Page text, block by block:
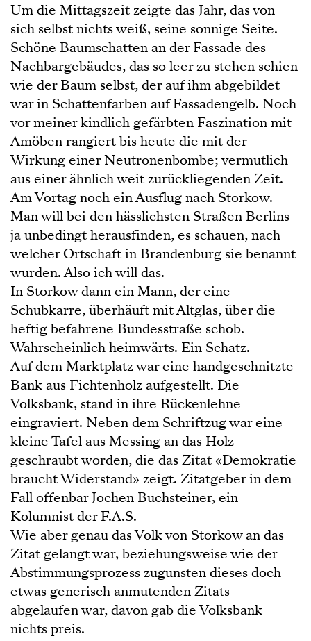
Um die Mittagszeit zeigte das Jahr, das von
sich selbst nichts weiß, seine sonnige Seite.
Schöne Baumschatten an der Fassade des
Nachbargebäudes, das so leer zu stehen schien
wie der Baum selbst, der auf ihm abgebildet
war in Schattenfarben auf Fassadengelb. Noch
vor meiner kindlich gefärbten Faszination mit
Amöben rangiert bis heute die mit der
Wirkung einer Neutronenbombe; vermutlich
aus einer ähnlich weit zurückliegenden Zeit.
Am Vortag noch ein Ausflug nach Storkow.
Man will bei den hässlichsten Straßen Berlins
ja unbedingt herausfinden, es schauen, nach
welcher Ortschaft in Brandenburg sie benannt
wurden. Also ich will das.
In Storkow dann ein Mann, der eine
Schubkarre, überhäuft mit Altglas, über die
heftig befahrene Bundesstraße schob.
Wahrscheinlich heimwärts. Ein Schatz.
Auf dem Marktplatz war eine handgeschnitzte
Bank aus Fichtenholz aufgestellt. Die
Volksbank, stand in ihre Rückenlehne
eingraviert. Neben dem Schriftzug war eine
kleine Tafel aus Messing an das Holz
geschraubt worden, die das Zitat «Demokratie
braucht Widerstand» zeigt. Zitatgeber in dem
Fall offenbar Jochen Buchsteiner, ein
Kolumnist der F.A.S.
Wie aber genau das Volk von Storkow an das
Zitat gelangt war, beziehungsweise wie der
Abstimmungsprozess zugunsten dieses doch
etwas generisch anmutenden Zitats
abgelaufen war, davon gab die Volksbank
nichts preis.